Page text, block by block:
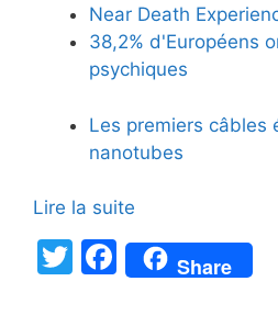
Near Death
38,2% d'Européens
psychiques
Les premiers câbles
nanotubes
Lire la suite
T
F
a
Share